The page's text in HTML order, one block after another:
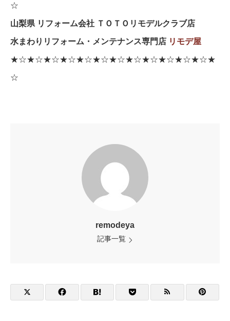
☆
山梨県 リフォーム会社 ＴＯＴＯリモデルクラブ店
水まわりリフォーム・メンテナンス専門店 リモデ屋
★☆★☆★☆★☆★☆★☆★☆★☆★☆★☆★☆★☆★
☆
remodeya
記事一覧